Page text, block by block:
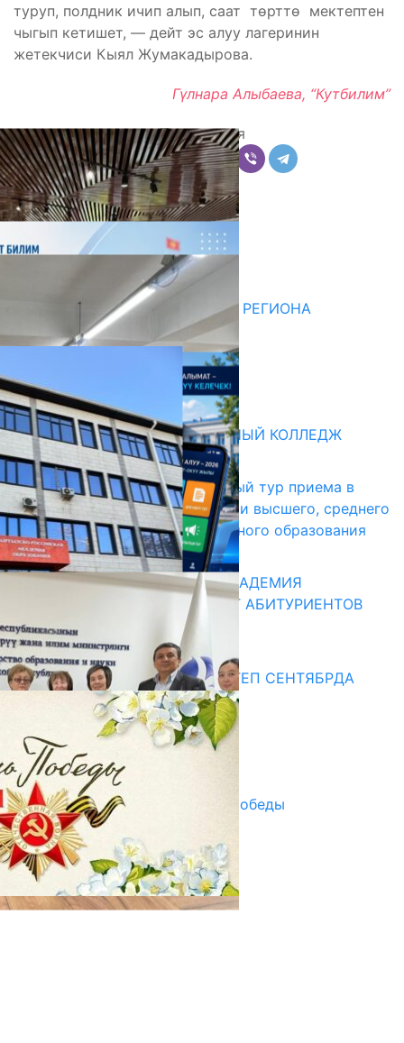
туруп, полдник ичип алып, саат төрттө мектептен
чыгып кетишет, — дейт эс алуу лагеринин
жетекчиси Кыял Жумакадырова.
Гүлнара Алыбаева, “Кутбилим”
Поделиться
Комментарии
Последние новости
ДЛЯ МЕТОДИСТОВ ЮЖНОГО РЕГИОНА
НАЧАЛОСЬ ОБУЧЕНИЕ
05.08.2026
31.07.2026
Абитуриент
БИШКЕКСКИЙ УНИВЕРСАЛЬНЫЙ КОЛЛЕДЖ
17.07.2026
В Кыргызстане начался первый тур приема в
образовательные организации высшего, среднего
и начального профессионального образования
13.07.2026
КЫРГЫЗКО-РОССИЙСКАЯ АКАДЕМИЯ
ОБРАЗОВАНИЯ ПРИГЛАШАЕТ АБИТУРИЕНТОВ
10.07.2026
Медиа
СУЗАКТА 750 ОРУНДУУ МЕКТЕП СЕНТЯБРДА
ПАЙДАЛАНУУГА БЕРИЛЕТ
07.08.2025
Улуу Жеңиштин жандуу сөзү
29.04.2025
Награды в преддверии Дня Победы
29.04.2025